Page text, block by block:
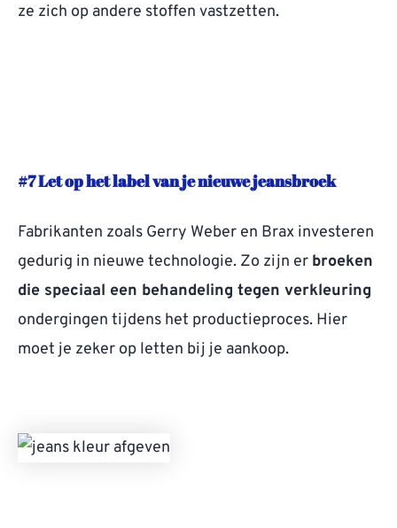
ze zich op andere stoffen vastzetten.
#7 Let op het label van je nieuwe jeansbroek
Fabrikanten zoals Gerry Weber en Brax investeren
gedurig in nieuwe technologie. Zo zijn er broeken
die speciaal een behandeling tegen verkleuring
ondergingen tijdens het productieproces. Hier
moet je zeker op letten bij je aankoop.